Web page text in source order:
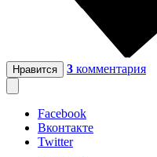
Нравится 3 комментария
Facebook
Вконтакте
Twitter